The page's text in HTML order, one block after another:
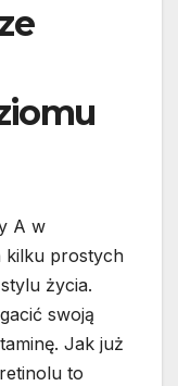
A w
kilku prostych
życia.
swoją
Jak już
to